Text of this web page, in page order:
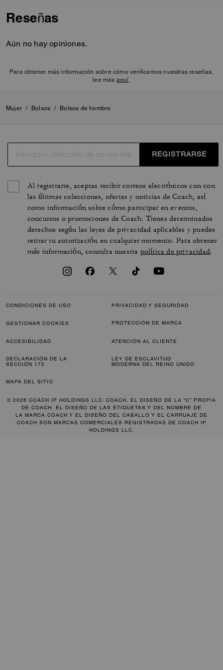
Reseñas
Aún no hay opiniones.
Para obtener más información sobre cómo verificamos nuestras reseñas,
lee más aquí
Mujer / Bolsos / Bolsos de hombro
REGISTRARSE
Al registrarte, aceptas recibir correos electrónicos con con
las últimas colecciones, ofertas y noticias de Coach, así
como información sobre cómo participar en eventos,
concursos o promociones de Coach. Tienes determinados
derechos según las leyes de privacidad aplicables y puedes
retirar tu autorización en cualquier momento. Para obtener
más información, consulta nuestra política de privacidad.
CONDICIONES DE USO PRIVACIDAD Y SEGURIDAD
GESTIONAR COOKIES PROTECCIÓN DE MARCA
ACCESIBILIDAD ATENCIÓN AL CLIENTE
DECLARACIÓN DE LA
SECCIÓN 172
LEY DE ESCLAVITUD
MODERNA DEL REINO UNIDO
MAPA DEL SITIO
© 2026 COACH IP HOLDINGS LLC. COACH, EL DISEÑO DE LA “C” PROPIA
DE COACH, EL DISEÑO DE LAS ETIQUETAS Y DEL NOMBRE DE
LA MARCA COACH Y EL DISEÑO DEL CABALLO Y EL CARRUAJE DE
COACH SON MARCAS COMERCIALES REGISTRADAS DE COACH IP
HOLDINGS LLC.